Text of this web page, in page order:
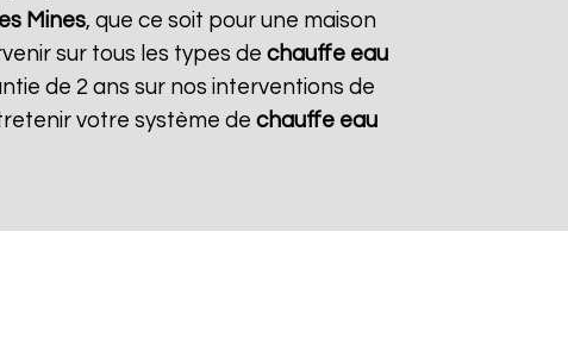
Mines, que ce soit pour une maison
sur tous les types de chauffe eau
de 2 ans sur nos interventions de
votre système de chauffe eau